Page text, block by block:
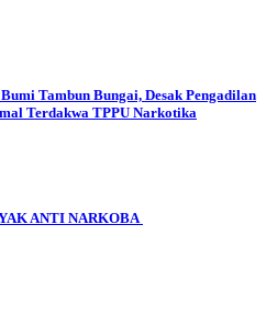
Tambun Bungai, Desak Pengadilan
Terdakwa TPPU Narkotika
ANTI NARKOBA